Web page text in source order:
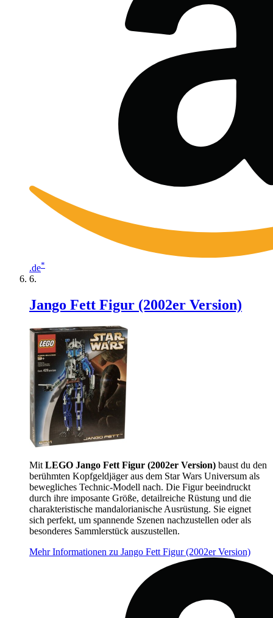
.de*
Jango Fett Figur (2002er Version)
Mit LEGO Jango Fett Figur (2002er Version) baust du den
berühmten Kopfgeldjäger aus dem Star Wars Universum als
bewegliches Technic-Modell nach. Die Figur beeindruckt
durch ihre imposante Größe, detailreiche Rüstung und die
charakteristische mandalorianische Ausrüstung. Sie eignet
sich perfekt, um spannende Szenen nachzustellen oder als
besonderes Sammlerstück auszustellen.
Mehr Informationen zu Jango Fett Figur (2002er Version)